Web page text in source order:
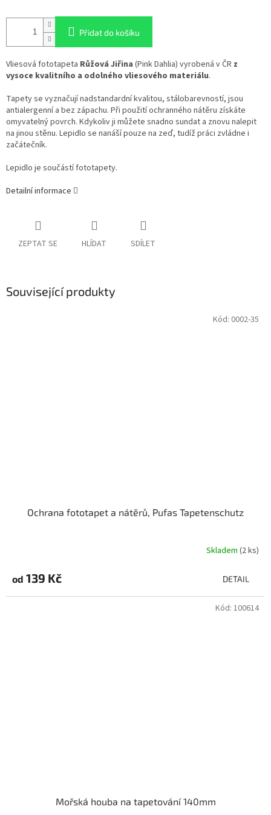
Přidat do košíku
Vliesová fototapeta Růžová Jiřina (Pink Dahlia) vyrobená v ČR z
vysoce kvalitního a odolného vliesového materiálu.
Tapety se vyznačují nadstandardní kvalitou, stálobarevností, jsou
antialergenní a bez zápachu. Při použití ochranného nátěru získáte
omyvatelný povrch. Kdykoliv ji můžete snadno sundat a znovu nalepit
na jinou stěnu. Lepidlo se nanáší pouze na zeď, tudíž práci zvládne i
začátečník.
Lepidlo je součástí fototapety.
Detailní informace
ZEPTAT SE HLÍDAT SDÍLET
Související produkty
Ochrana fototapet a nátěrů, Pufas Tapetenschutz
Skladem (2 ks)
od 139 Kč DETAIL
Kód: 0002-35
Mořská houba na tapetování 140mm
Kód: 100614